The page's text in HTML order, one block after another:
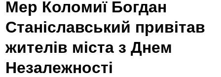
s
t
e
d
Мер Коломиї Богдан
Станіславський привітав
жителів міста з Днем
Незалежності